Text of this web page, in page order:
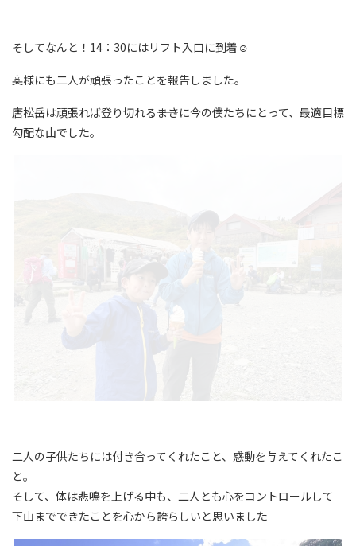
そしてなんと！14：30にはリフト入口に到着☺
奥様にも二人が頑張ったことを報告しました。
唐松岳は頑張れば登り切れる――まさに今の僕たちにとって、最適目標
勾配な山でした。
二人の子供たちには付き合ってくれたこと、感動を与えてくれたこ
と。
そして、体は悲鳴を上げる中も、二人とも心をコントロールして
下山までできたことを心から誇らしいと思いました